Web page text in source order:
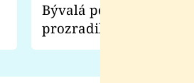
Bývalá pornoherečka
prozradila, co ji
natáčení Euforie.